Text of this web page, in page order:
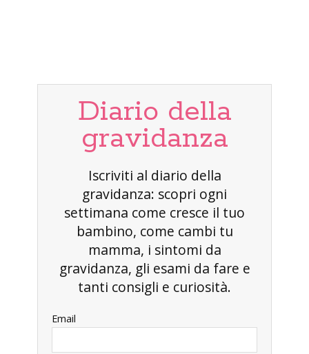
Diario della
gravidanza
Iscriviti al diario della
gravidanza: scopri ogni
settimana come cresce il tuo
bambino, come cambi tu
mamma, i sintomi da
gravidanza, gli esami da fare e
tanti consigli e curiosità.
Email